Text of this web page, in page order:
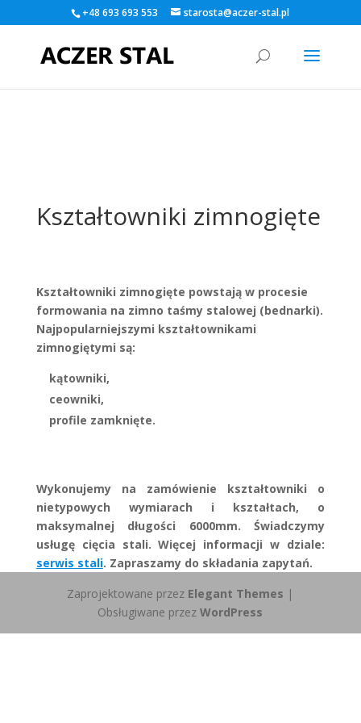
Warning: A non-numeric value encountered in
/home/klient.dhosting.pl/kamildlugos/aczer-
stal.pl/public_html/wp-content/themes/Divi/functions.php
+48 693 693 553 starosta@aczer-stal.pl
Kształtowniki zimnogięte
Kształtowniki zimnogięte powstają w procesie
formowania na zimno taśmy stalowej (bednarki).
Najpopularniejszymi kształtownikami
zimnogiętymi są:
kątowniki,
ceowniki,
profile zamknięte.
Wykonujemy na zamówienie kształtowniki o
nietypowych wymiarach i kształtach, o
maksymalnej długości 6000mm. Świadczymy
usługę cięcia stali. Więcej informacji w dziale:
serwis stali. Zapraszamy do składania zapytań.
Zaprojektowane przez Elegant Themes |
Obsługiwane przezWordPress